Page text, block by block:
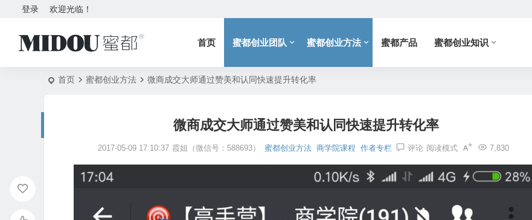
欢迎光临！
登录
首页 蜜都创业团队 蜜都创业方法 蜜都产品 蜜都创业知识
首页 蜜都创业方法 微商成交大师通过赞美和认同快速提升转化率
微商成交大师通过赞美和认同快速提升转化率
2017-05-09 17:10:37 霞姐（微信号：588693） 蜜都创业方法 商学院课程 作者专栏 评论 7,830
阅读模式